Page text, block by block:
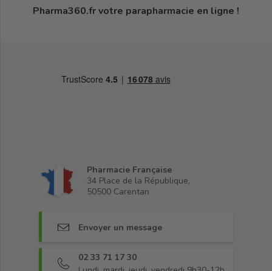
Pharma360.fr votre parapharmacie en ligne !
Pharmacie Française
34 Place de la République,
50500 Carentan
Envoyer un message
02 33 71 17 30